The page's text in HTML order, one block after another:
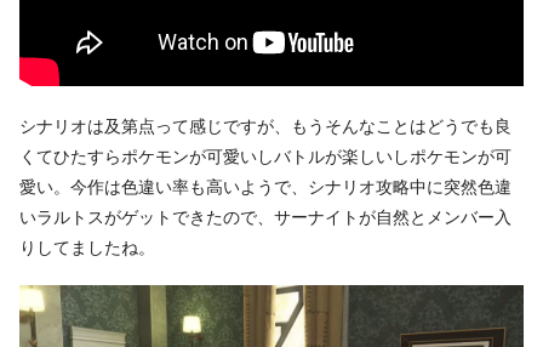
シナリオは及第点って感じですが、もうそんなことはどうでも良
くてひたすらポケモンが可愛いしバトルが楽しいしポケモンが可
愛い。今作は色違い率も高いようで、シナリオ攻略中に突然色違
いラルトスがゲットできたので、サーナイトが自然とメンバー入
りしてましたね。